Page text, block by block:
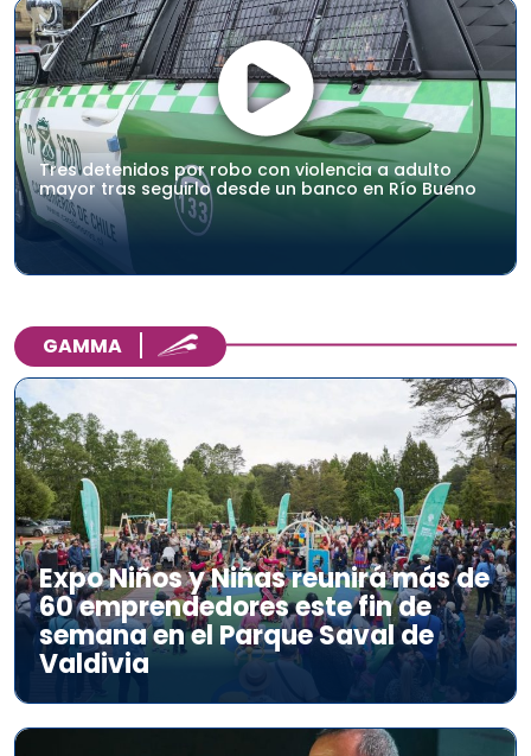
Tres detenidos por robo con violencia a adulto
mayor tras seguirlo desde un banco en Río Bueno
GAMMA
Expo Niños y Niñas reunirá más de
60 emprendedores este fin de
semana en el Parque Saval de
Valdivia